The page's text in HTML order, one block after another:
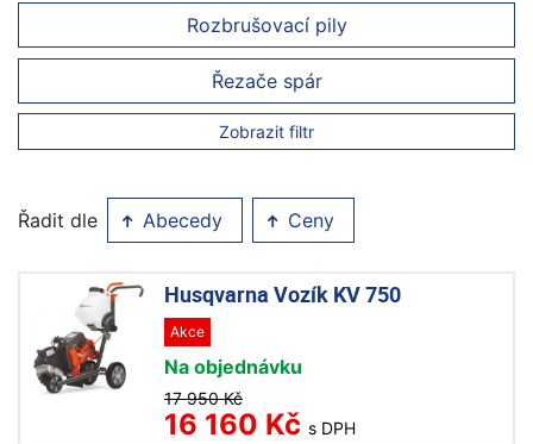
Rozbrušovací pily
Řezače spár
Zobrazit filtr
Řadit dle Abecedy Ceny
Husqvarna Vozík KV 750
Akce
Na objednávku
17 950 Kč
16 160 Kč s DPH